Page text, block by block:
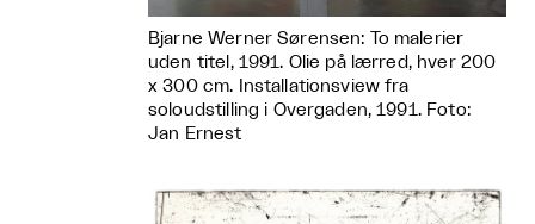
Bjarne Werner Sørensen: To malerier
uden titel, 1991. Olie på lærred, hver 200
x 300 cm. Installationsview fra
soloudstilling i Overgaden, 1991. Foto:
Jan Ernest